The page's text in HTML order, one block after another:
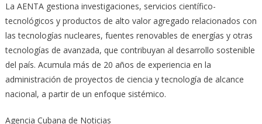
La AENTA gestiona investigaciones, servicios científico-
tecnológicos y productos de alto valor agregado relacionados con
las tecnologías nucleares, fuentes renovables de energías y otras
tecnologías de avanzada, que contribuyan al desarrollo sostenible
del país. Acumula más de 20 años de experiencia en la
administración de proyectos de ciencia y tecnología de alcance
nacional, a partir de un enfoque sistémico.
Agencia Cubana de Noticias